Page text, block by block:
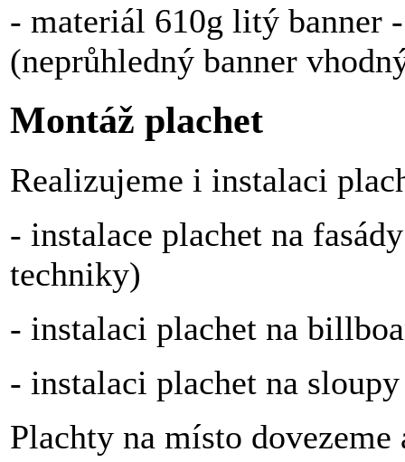
- materiál 610g litý banner
(neprůhledný banner
Montáž plachet
Realizujeme i instalaci
- instalace plachet na
techniky)
- instalaci plachet na
- instalaci plachet na
Plachty na místo